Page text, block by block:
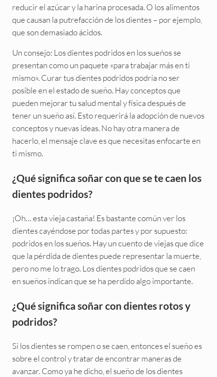
reducir el azúcar y la harina procesada. O los alimentos
que causan la putrefacción de los dientes – por ejemplo,
que son demasiado ácidos.
Un consejo: Los dientes podridos en los sueños se
presentan como un paquete «para trabajar más en ti
mismo». Curar tus dientes podridos podría no ser
posible en el estado de sueño. Hay conceptos que
pueden mejorar tu salud mental y física después de
tener un sueño así. Esto requerirá la adopción de nuevos
conceptos y nuevas ideas. No hay otra manera de
hacerlo, el mensaje clave es que necesitas enfocarte en
ti mismo.
¿Qué significa soñar con que se te caen los
dientes podridos?
¡Oh… esta vieja castaña! Es bastante común ver los
dientes cayéndose por todas partes y por supuesto:
podridos en los sueños. Hay un cuento de viejas que dice
que la pérdida de dientes puede representar la muerte,
pero no me lo trago. Los dientes podridos que se caen
en sueños indican que se ha perdido algo importante.
¿Qué significa soñar con dientes rotos y
podridos?
Si los dientes se rompen o se caen, entonces el sueño es
sobre el control y tratar de encontrar maneras de
avanzar. Como ya he dicho, el sueño de los dientes